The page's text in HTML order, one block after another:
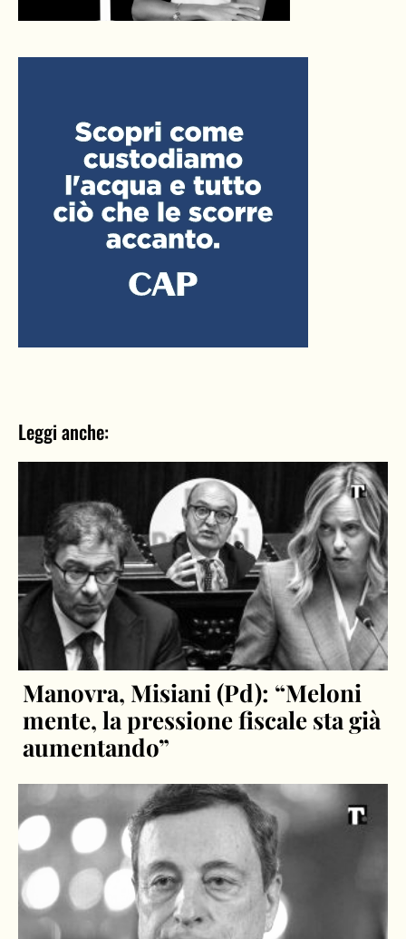
Leggi anche:
Manovra, Misiani (Pd): “Meloni
mente, la pressione fiscale sta già
aumentando”